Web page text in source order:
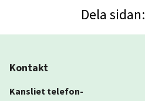
Dela sidan:
Kontakt
Kansliet telefon-